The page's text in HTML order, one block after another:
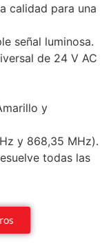
calidad para una
señal luminosa.
de 24 V AC
y
y 868,35 MHz).
todas las